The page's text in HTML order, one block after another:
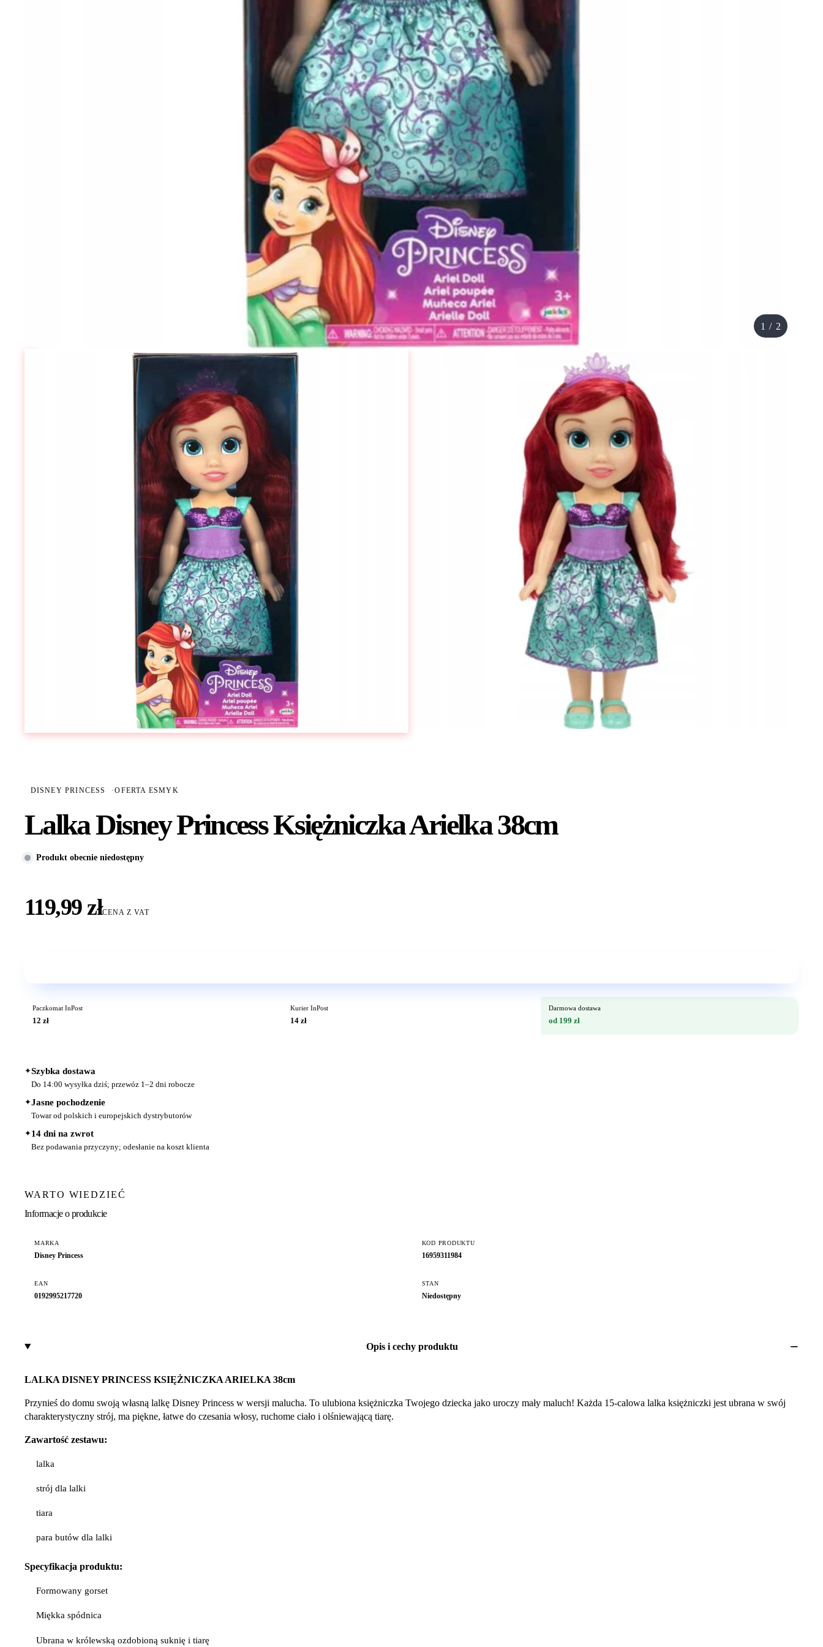
1 / 2
DISNEY PRINCESS ·OFERTA ESMYK
Lalka Disney Princess Księżniczka Arielka 38cm
Produkt obecnie niedostępny
119,99 złCENA Z VAT
Paczkomat InPost
12 zł
Kurier InPost
14 zł
Darmowa dostawa
od 199 zł
✦Szybka dostawa
Do 14:00 wysyłka dziś; przewóz 1–2 dni robocze
✦Jasne pochodzenie
Towar od polskich i europejskich dystrybutorów
✦14 dni na zwrot
Bez podawania przyczyny; odesłanie na koszt klienta
WARTO WIEDZIEĆ
Informacje o produkcie
MARKA
Disney Princess
KOD PRODUKTU
16959311984
EAN
0192995217720
STAN
Niedostępny
Opis i cechy produktu
LALKA DISNEY PRINCESS KSIĘŻNICZKA ARIELKA 38cm
Przynieś do domu swoją własną lalkę Disney Princess w wersji malucha. To ulubiona księżniczka Twojego dziecka jako uroczy mały maluch! Każda 15-calowa lalka księżniczki jest ubrana w swój
charakterystyczny strój, ma piękne, łatwe do czesania włosy, ruchome ciało i olśniewającą tiarę.
Zawartość zestawu:
lalka
strój dla lalki
tiara
para butów dla lalki
Specyfikacja produktu:
Formowany gorset
Miękka spódnica
Ubrana w królewską ozdobioną suknię i tiarę